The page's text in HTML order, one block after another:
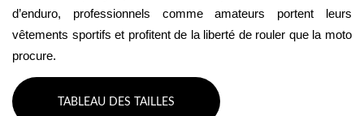
d’enduro, professionnels comme amateurs portent leurs
vêtements sportifs et profitent de la liberté de rouler que la moto
procure.
TABLEAU DES TAILLES